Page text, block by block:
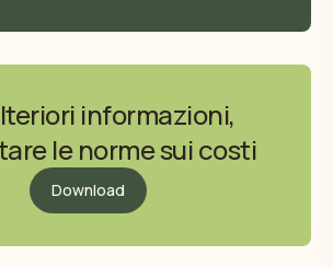
informazioni,
le norme sui costi
Download